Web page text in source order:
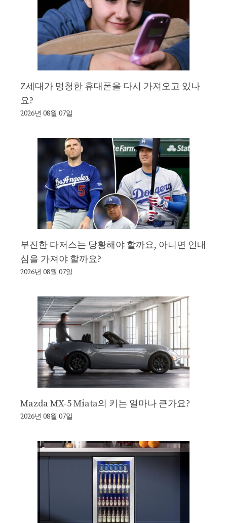
Z세대가 멍청한 휴대폰을 다시 가져오고 있나
요?
2026년 08월 07일
부진한 다저스는 당황해야 할까요, 아니면 인내
심을 가져야 할까요?
2026년 08월 07일
Mazda MX-5 Miata의 키는 얼마나 큰가요?
2026년 08월 07일